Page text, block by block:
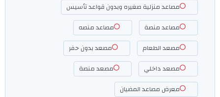
مصاعد منزلية صغيره وبدون قواعد تأسيس
مصاعد منصة
مصاعد منصه
مصعد الطعام
مصعد بدون حفر
مصعد داخلي
مصعد منصة
معرض مصاعد المضيان